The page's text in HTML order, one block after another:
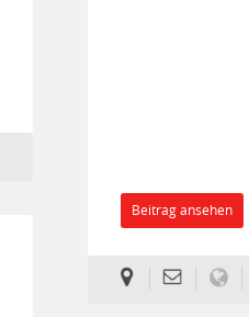
Beitrag ansehen